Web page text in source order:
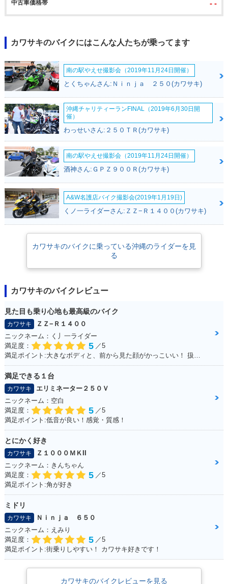
中古車価格帯 - -
カワサキのバイクにはこんな人たちが乗ってます
南の駅やえせ撮影会（2019年11月24日開催）
とくちゃんさん:Ｎｉｎｊａ ２５０(カワサキ)
沖縄チャリティーランFINAL（2019年6月30日開
催）
わっせいさん:２５０ＴＲ(カワサキ)
南の駅やえせ撮影会（2019年11月24日開催）
酒神さん:ＧＰＺ９００Ｒ(カワサキ)
A&W名護店バイク撮影会(2019年1月19日)
くノ一ライダーさん:ＺＺ−Ｒ１４００(カワサキ)
カワサキのバイクに乗っている沖縄のライダーを見
る
カワサキのバイクレビュー
見た目も乗り心地も最高級のバイク
カワサキ
ＺＺ−Ｒ１４００
ニックネーム：く丿一ライダー
満足度：
5 ／5
満足ポイント:大きなボディと、前から見た顔がかっこいい！ 扱いきれないほどの圧倒的なパワー！キャップなどは色を合わせています！
満足できる１台
カワサキ
エリミネーター２５０Ｖ
ニックネーム：空白
満足度：
5 ／5
満足ポイント:低音が良い！感覚・質感！
とにかく好き
カワサキ
Ｚ１０００ＭＫII
ニックネーム：きんちゃん
満足度：
5 ／5
満足ポイント:角が好き
ミドリ
カワサキ
Ｎｉｎｊａ ６５０
ニックネーム：えみり
満足度：
5 ／5
満足ポイント:街乗りしやすい！ カワサキ好きです！
カワサキのバイクレビューを見る